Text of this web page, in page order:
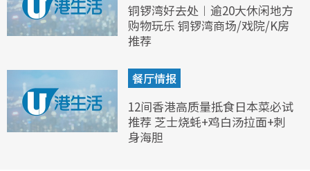
铜锣湾好去处︱逾20大休闲地方
购物玩乐 铜锣湾商场/戏院/K房
推荐
餐厅情报
12间香港高质量抵食日本菜必试
推荐 芝士烧蚝+鸡白汤拉面+刺
身海胆